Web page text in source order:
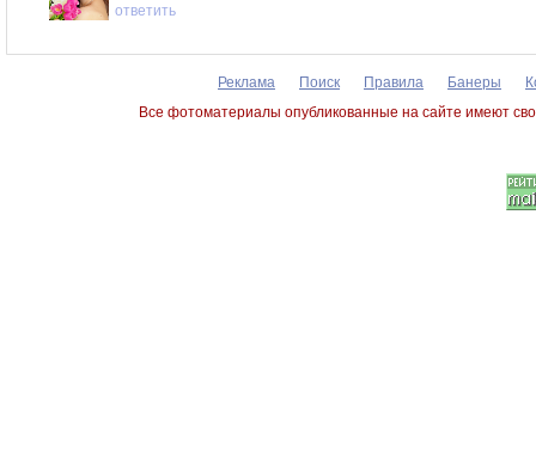
ответить
Реклама Поиск Правила Банеры
Все фотоматериалы опубликованные на сайте имеют